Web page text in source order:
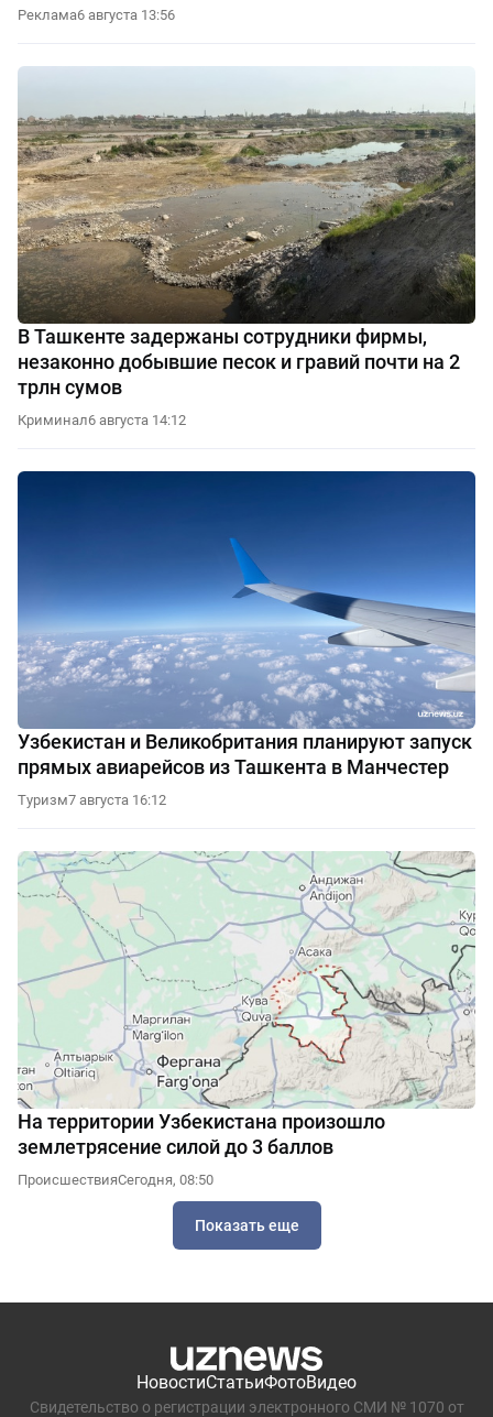
Реклама6 августа 13:56
В Ташкенте задержаны сотрудники фирмы,
незаконно добывшие песок и гравий почти на 2
трлн сумов
Криминал6 августа 14:12
Узбекистан и Великобритания планируют запуск
прямых авиарейсов из Ташкента в Манчестер
Туризм7 августа 16:12
На территории Узбекистана произошло
землетрясение силой до 3 баллов
ПроисшествияСегодня, 08:50
Показать еще
НовостиСтатьиФотоВидео
Свидетельство о регистрации электронного СМИ № 1070 от